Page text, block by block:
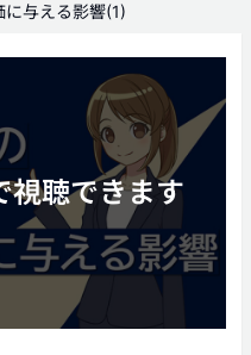
与える影響(1)
視聴できます